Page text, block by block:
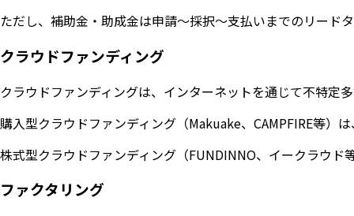
ただし、補助金・助成金は申請〜採択〜支払いまでのリード
クラウドファンディング
クラウドファンディングは、インターネットを通じて不特定
購入型クラウドファンディング（Makuake、CAMPFIRE等）
株式型クラウドファンディング（FUNDINNO、イークラウ
ファクタリング